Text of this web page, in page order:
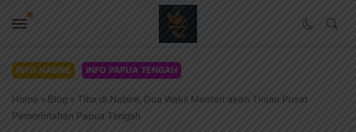
INFO NABIRE INFO PAPUA TENGAH
Home » Blog » Tiba di Nabire, Dua Wakil Menteri akan Tinjau Pusat
Pemerintahan Papua Tengah